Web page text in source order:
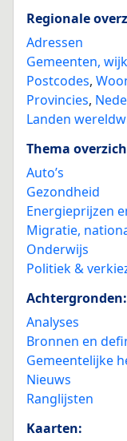
Regionale
Adressen
Gemeenten,
Postcodes,
Provincies,
Landen
Thema
Auto’s
Gezondheid
Energieprijzen
Migratie,
Onderwijs
Politiek &
Achtergronden:
Analyses
Bronnen en
Gemeentelijke
Nieuws
Ranglijsten
Kaarten: